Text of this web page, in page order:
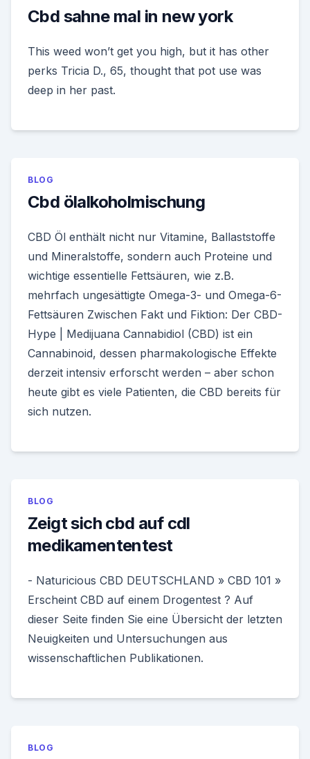
Cbd sahne mal in new york
This weed won’t get you high, but it has other
perks Tricia D., 65, thought that pot use was
deep in her past.
BLOG
Cbd ölalkoholmischung
CBD Öl enthält nicht nur Vitamine, Ballaststoffe
und Mineralstoffe, sondern auch Proteine und
wichtige essentielle Fettsäuren, wie z.B.
mehrfach ungesättigte Omega-3- und Omega-6-
Fettsäuren Zwischen Fakt und Fiktion: Der CBD-
Hype | Medijuana Cannabidiol (CBD) ist ein
Cannabinoid, dessen pharmakologische Effekte
derzeit intensiv erforscht werden – aber schon
heute gibt es viele Patienten, die CBD bereits für
sich nutzen.
BLOG
Zeigt sich cbd auf cdl
medikamententest
- Naturicious CBD DEUTSCHLAND » CBD 101 »
Erscheint CBD auf einem Drogentest ? Auf
dieser Seite finden Sie eine Übersicht der letzten
Neuigkeiten und Untersuchungen aus
wissenschaftlichen Publikationen.
BLOG